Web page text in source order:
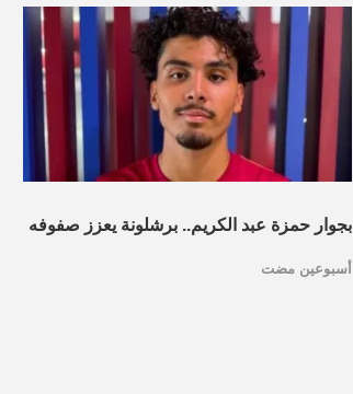
بجوار حمزة عبد الكريم.. برشلونة يعزز صفوفه
أسبوعين مضت